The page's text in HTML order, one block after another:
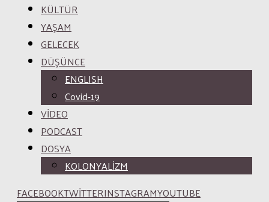
KÜLTÜR
YAŞAM
GELECEK
DÜŞÜNCE
ENGLISH
Covid-19
VİDEO
PODCAST
DOSYA
KOLONYALİZM
FACEBOOKTWITTERINSTAGRAMYOUTUBE